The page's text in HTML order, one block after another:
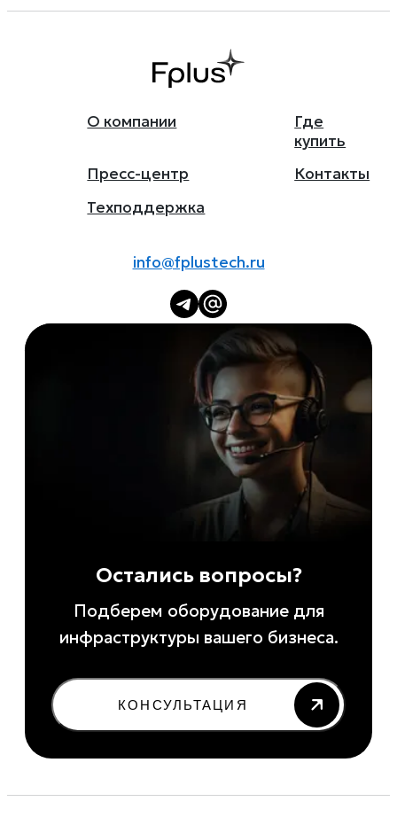
О компании
Где
купить
Пресс-центр
Контакты
Техподдержка
info@fplustech.ru
Остались вопросы?
Подберем оборудование для
инфраструктуры вашего бизнеса.
КОНСУЛЬТАЦИЯ